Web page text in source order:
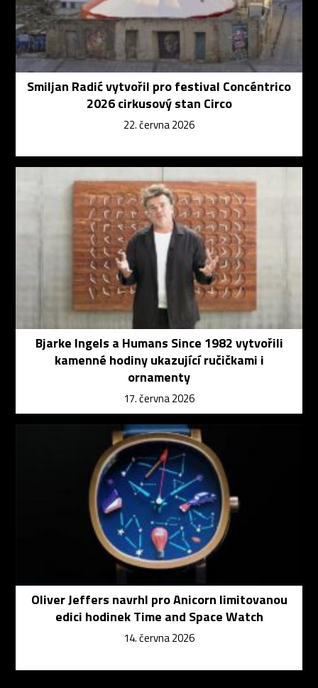
Smiljan Radić vytvořil pro festival Concéntrico
2026 cirkusový stan Circo
22. června 2026
Bjarke Ingels a Humans Since 1982 vytvořili
kamenné hodiny ukazující ručičkami i
ornamenty
17. června 2026
Oliver Jeffers navrhl pro Anicorn limitovanou
edici hodinek Time and Space Watch
14. června 2026